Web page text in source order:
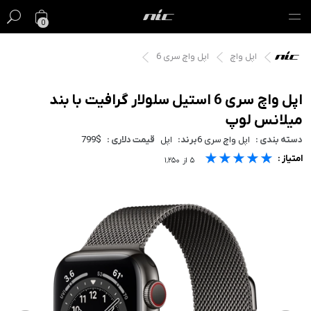
0
گیفت کارت
فروش ویژه
مک
آیفون
اپل واچ
لوازم جانبی
اپل واچ اپل واچ سری 6
اپل واچ سری 6 استیل سلولار گرافیت با بند
میلانس لوپ
دسته بندی : اپل واچ سری 6 برند: اپل قیمت دلاری : 799$
امتیاز : ★★★★★
★★★★★
★★★★★ ۵ از ۱٬۲۵۰